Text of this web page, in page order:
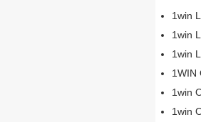
1win
1win
1win
1WIN
1win
1win